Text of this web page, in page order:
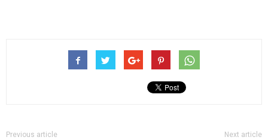
Previous article Next article